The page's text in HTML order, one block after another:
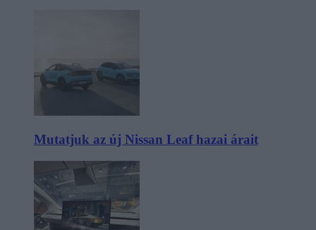
Mutatjuk az új Nissan Leaf hazai árait